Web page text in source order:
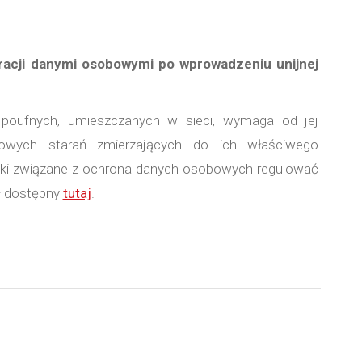
danymi osobowymi po wprowadzeniu unijnej
umieszczanych w sieci, wymaga od jej
starań zmierzających do ich właściwego
związane z ochrona danych osobowych regulować
dostępnytutaj